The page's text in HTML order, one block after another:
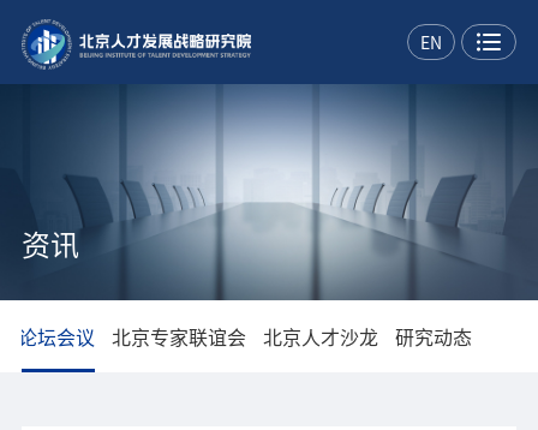
EN
资讯
论坛会议 北京专家联谊会 北京人才沙龙 研究动态